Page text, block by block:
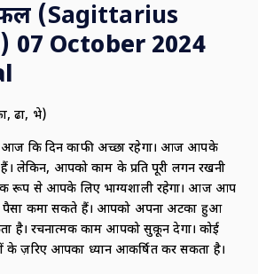
(Sagittarius
07 October 2024
ढा, भे)
आज कि दिन काफी अच्छा रहेगा। आज आपके
लेकिन, आपको काम के प्रति पूरी लगन रखनी
रूप से आपके लिए भाग्यशाली रहेगा। आज आप
से पैसा कमा सकते हैं। आपको अपना अटका हुआ
है। रचनात्मक काम आपको सुक़ून देगा। कोई
के ज़रिए आपका ध्यान आकर्षित कर सकता है।